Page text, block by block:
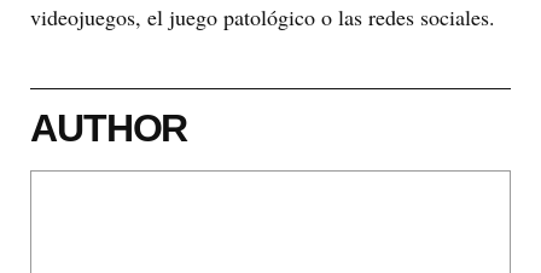
videojuegos, el juego patológico o las redes sociales.
AUTHOR